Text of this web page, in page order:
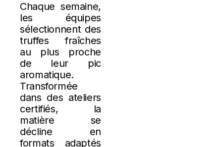
Chaque semaine,
les équipes
sélectionnent des
truffes fraîches
au plus proche
de leur pic
aromatique.
Transformée
dans des ateliers
certifiés, la
matière se
décline en
formats adaptés